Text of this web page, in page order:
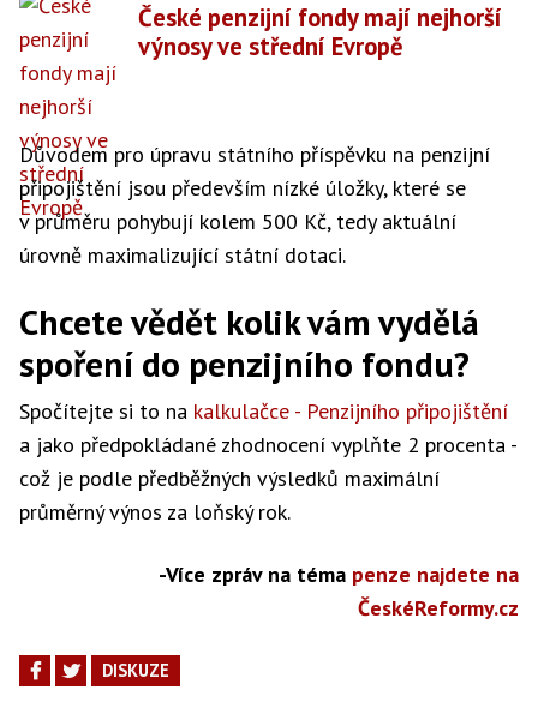
České penzijní fondy mají nejhorší
výnosy ve střední Evropě
Důvodem pro úpravu státního příspěvku na penzijní
připojištění jsou především nízké úložky, které se
v průměru pohybují kolem 500 Kč, tedy aktuální
úrovně maximalizující státní dotaci.
Chcete vědět kolik vám vydělá
spoření do penzijního fondu?
Spočítejte si to na kalkulačce - Penzijního připojištění
a jako předpokládané zhodnocení vyplňte 2 procenta -
což je podle předběžných výsledků maximální
průměrný výnos za loňský rok.
-Více zpráv na téma penze najdete na
ČeskéReformy.cz
DISKUZE